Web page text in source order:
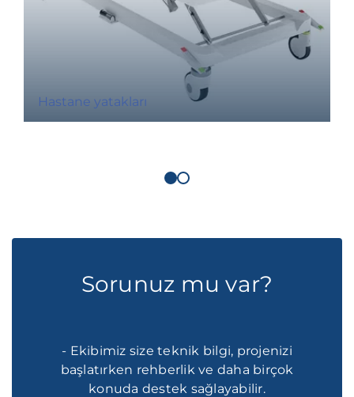
Hastane yatakları
Sorunuz mu var?
- Ekibimiz size teknik bilgi, projenizi
başlatırken rehberlik ve daha birçok
konuda destek sağlayabilir.